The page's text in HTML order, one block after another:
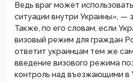
Ведь враг может
ситуации внутри Украины», —
Также, по его словам, если
визовый режим для граждан
ответит украинцам тем же
введение визового режима
контроль над въезжающими в